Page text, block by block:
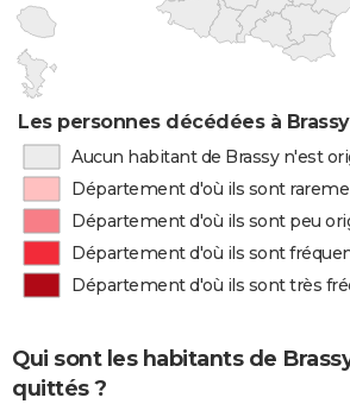
Les personnes décédées à
Aucun habitant de Brassy n'est
Département d'où ils sont
Département d'où ils sont peu
Département d'où ils sont
Département d'où ils sont très
Qui sont les habitants de
quittés ?